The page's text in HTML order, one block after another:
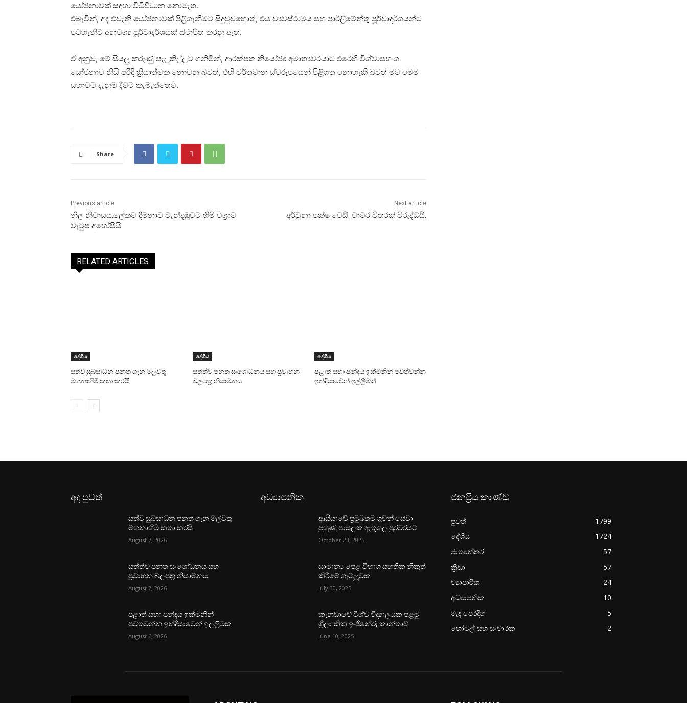
යෝජනාවක් සඳහා විධිවිධාන නොමැත.
එබැවින්, අද එවැනි යෝජනාවක් පිළිගැනීමට සිදුවුවහොත්, එය ව්‍යවස්ථාමය සහ පාර්ලිමේන්තු පූර්වාදර්ශයන්ට
පටහැනිව අනවශ්‍ය පූර්වාදර්ශයක් ස්ථාපිත කරනු ඇත.
ඒ අනුව, මේ සියලු කරුණු සැලකිල්ලට ගනිමින්, ආරක්ෂක නියෝජ්‍ය අමාත්‍යවරයාට එරෙහි විශ්වාසභංග
යෝජනාව නිසි පරිදි ක්‍රියාත්මක නොවන බවත්, එහි වර්තමාන ස්වරූපයෙන් පිළිගත නොහැකි බවත් මම මෙම
සභාවට දැනුම් දීමට කැමැත්තෙමි.
Share
Previous article
නිල නිවාසය,ලේකම් දීමනාව වැන්දඹුවට හිමි විශ්‍රාම
වැටුප අහෝසියි
Next article
අර්චුනා පක්ෂ වෙයි. චාමර විතරක් විරුද්ධයි.
RELATED ARTICLES
දේශීය
සත්ව සුබසාධන පනත ගැන මල්වතු
මහනාහිමි කතා කරයි.
දේශීය
සත්ත්ව පනත සංශෝධනය සහ ප්‍රවාහන
බලපත්‍ර නියාමනය
දේශීය
පළාත් සභා ඡන්දය ඉක්මනින් පවත්වන්න
ඉන්දියාවෙන් ඉල්ලීමක්
අද පුවත්
සත්ව සුබසාධන පනත ගැන මල්වතු
මහනාහිමි කතා කරයි.
August 7, 2026
සත්ත්ව පනත සංශෝධනය සහ
ප්‍රවාහන බලපත්‍ර නියාමනය
August 7, 2026
පළාත් සභා ඡන්දය ඉක්මනින්
පවත්වන්න ඉන්දියාවෙන් ඉල්ලීමක්
August 6, 2026
අධ්‍යාපනික
ආසියාවේ ප්‍රමුඛතම ගුවන් සේවා
පුහුණු පාසලක් ඇතුගල් පුරවරයට
October 23, 2025
සාමාන්‍ය පෙළ විභාග සහතික නිකුත්
කිරීමේ ගැටලුවක්
July 30, 2025
කැනඩාවේ විශ්ව විද්‍යාලයක පළමු
ශ්‍රීලාංකික ඉංජිනේරු කාන්තාව
June 10, 2025
ජනප්‍රිය කාණ්ඩ
පුවත්
1799
දේශීය
1724
ජාත්‍යන්තර
57
ක්‍රීඩා
57
ව්‍යාපාරික
24
අධ්‍යාපනික
10
මැද පෙරදිග
5
හෝටල් සහ සංචාරක
2